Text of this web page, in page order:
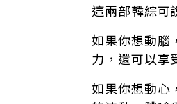
這兩部韓綜可
如果你想動腦
力，還可以享
如果你想動心